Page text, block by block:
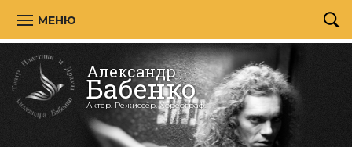
МЕНЮ
Александр
Бабенко
Актер. Режиссёр. Хореограф.